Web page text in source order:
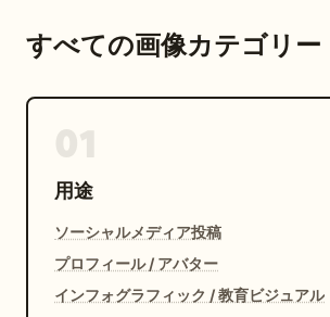
すべての画像カテゴリー
用途
ソーシャルメディア投稿
プロフィール / アバター
インフォグラフィック / 教育ビジュアル